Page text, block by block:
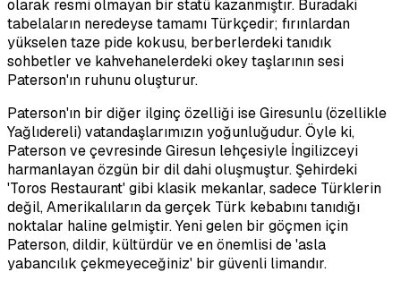
olarak resmi olmayan bir statü kazanmıştır. Buradaki
tabelaların neredeyse tamamı Türkçedir; fırınlardan
yükselen taze pide kokusu, berberlerdeki tanıdık
sohbetler ve kahvehanelerdeki okey taşlarının sesi
Paterson'ın ruhunu oluşturur.
Paterson'ın bir diğer ilginç özelliği ise Giresunlu (özellikle
Yağlıdereli) vatandaşlarımızın yoğunluğudur. Öyle ki,
Paterson ve çevresinde Giresun lehçesiyle İngilizceyi
harmanlayan özgün bir dil dahi oluşmuştur. Şehirdeki
'Toros Restaurant' gibi klasik mekanlar, sadece Türklerin
değil, Amerikalıların da gerçek Türk kebabını tanıdığı
noktalar haline gelmiştir. Yeni gelen bir göçmen için
Paterson, dildir, kültürdür ve en önemlisi de 'asla
yabancılık çekmeyeceğiniz' bir güvenli limandır.